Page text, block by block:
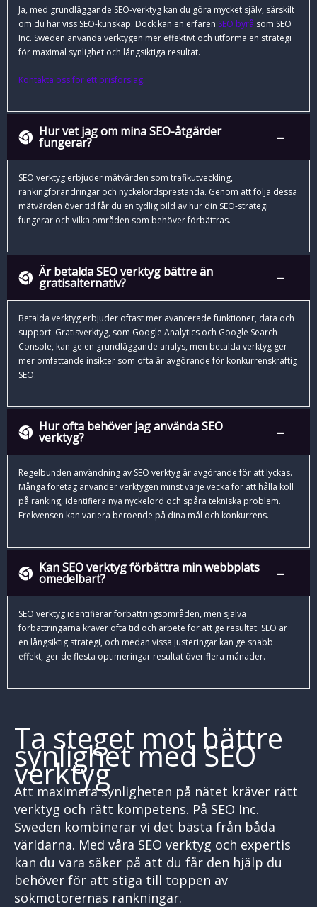
Ja, med grundläggande SEO-verktyg kan du göra mycket själv, särskilt
om du har viss SEO-kunskap. Dock kan en erfaren SEO byrå som SEO
Inc. Sweden använda verktygen mer effektivt och utforma en strategi
för maximal synlighet och långsiktiga resultat.
Kontakta oss för ett prisförslag.
Hur vet jag om mina SEO-åtgärder
fungerar?
SEO verktyg erbjuder mätvärden som trafikutveckling,
rankingförändringar och nyckelordsprestanda. Genom att följa dessa
mätvärden över tid får du en tydlig bild av hur din SEO-strategi
fungerar och vilka områden som behöver förbättras.
Är betalda SEO verktyg bättre än
gratisalternativ?
Betalda verktyg erbjuder oftast mer avancerade funktioner, data och
support. Gratisverktyg, som Google Analytics och Google Search
Console, kan ge en grundläggande analys, men betalda verktyg ger
mer omfattande insikter som ofta är avgörande för konkurrenskraftig
SEO.
Hur ofta behöver jag använda SEO
verktyg?
Regelbunden användning av SEO verktyg är avgörande för att lyckas.
Många företag använder verktygen minst varje vecka för att hålla koll
på ranking, identifiera nya nyckelord och spåra tekniska problem.
Frekvensen kan variera beroende på dina mål och konkurrens.
Kan SEO verktyg förbättra min webbplats
omedelbart?
SEO verktyg identifierar förbättringsområden, men själva
förbättringarna kräver ofta tid och arbete för att ge resultat. SEO är
en långsiktig strategi, och medan vissa justeringar kan ge snabb
effekt, ger de flesta optimeringar resultat över flera månader.
Ta steget mot bättre
synlighet med SEO
verktyg
Att maximera synligheten på nätet kräver rätt
verktyg och rätt kompetens. På SEO Inc.
Sweden kombinerar vi det bästa från båda
världarna. Med våra SEO verktyg och expertis
kan du vara säker på att du får den hjälp du
behöver för att stiga till toppen av
sökmotorernas rankningar.